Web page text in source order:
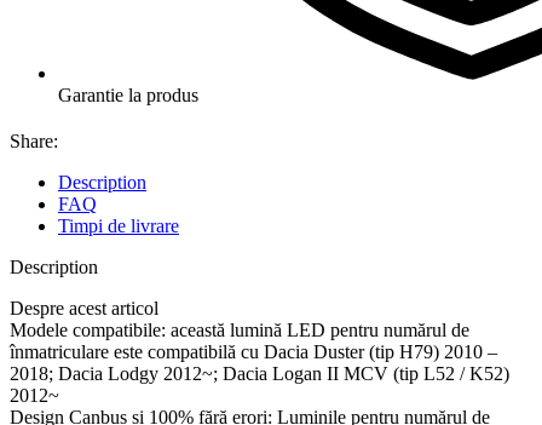
Garantie la produs
Share:
Description
FAQ
Timpi de livrare
Description
Despre acest articol
Modele compatibile: această lumină LED pentru numărul de
înmatriculare este compatibilă cu Dacia Duster (tip H79) 2010 –
2018; Dacia Lodgy 2012~; Dacia Logan II MCV (tip L52 / K52)
2012~
Design Canbus și 100% fără erori: Luminile pentru numărul de